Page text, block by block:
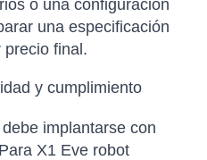
o una configuración
una especificación
precio final.
y cumplimiento
implantarse con
X1 Eve robot